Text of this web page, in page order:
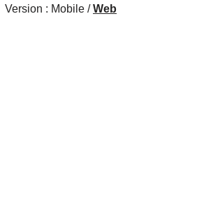
Version : Mobile /Web